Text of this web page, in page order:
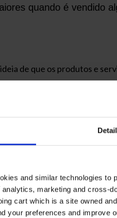
and similar technologies
marketing and cross-
cart which is a site owned
your preferences and improve
quando é vendido
de que os produtos e
verdade é que ele não
cliente e como você pode
e no valor
que a mercadoria em